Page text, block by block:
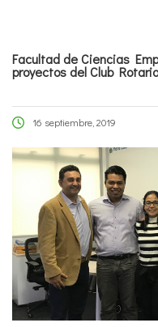
Facultad de Ciencias
proyectos del Club Rotario
16 septiembre, 2019